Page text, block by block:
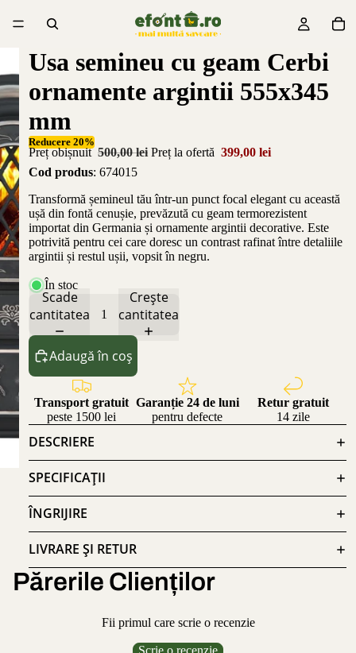
Usa semineu cu geam Cerbi
ornamente argintii 555x345
mm
Reducere 20%
Preț obișnuit 500,00 lei Preț la ofertă 399,00 lei
Cod produs: 674015
Transformă șemineul tău într-un punct focal elegant cu această
ușă din fontă cenușie, prevăzută cu geam termorezistent
importat din Germania și ornamente argintii decorative. Este
potrivită pentru cei care doresc un contrast rafinat între detaliile
argintii și restul ușii, vopsit în negru.
În stoc
Scade
cantitatea
Crește
cantitatea
Adaugă în coș
Transport gratuit
peste 1500 lei
Garanție 24 de luni
pentru defecte
Retur gratuit
14 zile
DESCRIERE
SPECIFICAȚII
ÎNGRIJIRE
LIVRARE ȘI RETUR
Părerile Clienților
Fii primul care scrie o recenzie
Scrie o recenzie